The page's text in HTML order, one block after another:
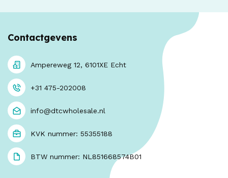
Contactgevens
Ampereweg 12, 6101XE Echt
+31 475-202008
info@dtcwholesale.nl
KVK nummer: 55355188
BTW nummer: NL851668574B01